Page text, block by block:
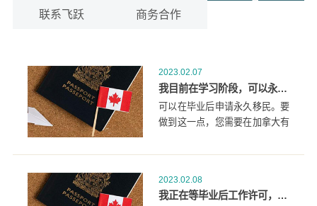
联系飞跃 商务合作
2023.02.07
我目前在学习阶段，可以永久移民加拿大吗？
可以在毕业后申请永久移民。要
做到这一点，您需要在加拿大有
技术工作经验必须是在2021年国
1、2或3类的工作。为了获得资
格，您还必须达到移民局的语言
2023.02.08
我正在等毕业后工作许可，可以到加拿大以外的地方旅行，然后用我的学生签证回来吗？